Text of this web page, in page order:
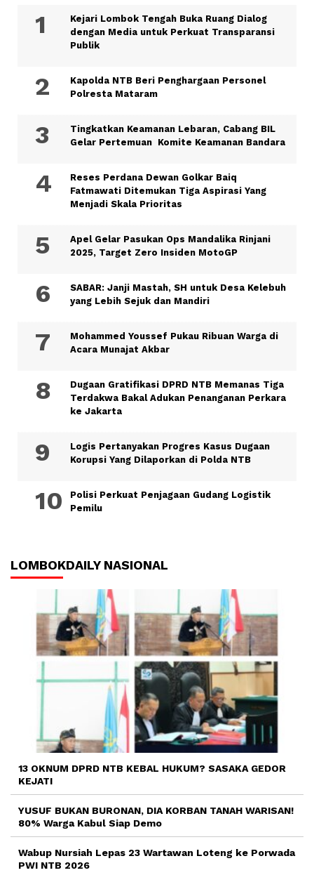
Kejari Lombok Tengah Buka Ruang Dialog
dengan Media untuk Perkuat Transparansi
Publik
Kapolda NTB Beri Penghargaan Personel
Polresta Mataram
Tingkatkan Keamanan Lebaran, Cabang BIL
Gelar Pertemuan Komite Keamanan Bandara
Reses Perdana Dewan Golkar Baiq
Fatmawati Ditemukan Tiga Aspirasi Yang
Menjadi Skala Prioritas
Apel Gelar Pasukan Ops Mandalika Rinjani
2025, Target Zero Insiden MotoGP
SABAR: Janji Mastah, SH untuk Desa Kelebuh
yang Lebih Sejuk dan Mandiri
Mohammed Youssef Pukau Ribuan Warga di
Acara Munajat Akbar
Dugaan Gratifikasi DPRD NTB Memanas Tiga
Terdakwa Bakal Adukan Penanganan Perkara
ke Jakarta
Logis Pertanyakan Progres Kasus Dugaan
Korupsi Yang Dilaporkan di Polda NTB
Polisi Perkuat Penjagaan Gudang Logistik
Pemilu
LOMBOKDAILY NASIONAL
13 OKNUM DPRD NTB KEBAL HUKUM? SASAKA GEDOR
KEJATI
YUSUF BUKAN BURONAN, DIA KORBAN TANAH WARISAN!
80% Warga Kabul Siap Demo
Wabup Nursiah Lepas 23 Wartawan Loteng ke Porwada
PWI NTB 2026